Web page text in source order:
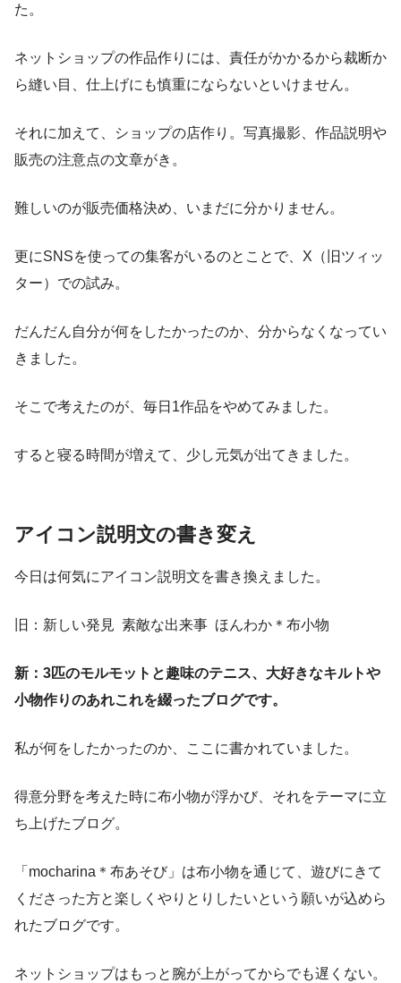
た。
ネットショップの作品作りには、責任がかかるから裁断か
ら縫い目、仕上げにも慎重にならないといけません。
それに加えて、ショップの店作り。写真撮影、作品説明や
販売の注意点の文章がき。
難しいのが販売価格決め、いまだに分かりません。
更にSNSを使っての集客がいるのとことで、X（旧ツィッ
ター）での試み。
だんだん自分が何をしたかったのか、分からなくなってい
きました。
そこで考えたのが、毎日1作品をやめてみました。
すると寝る時間が増えて、少し元気が出てきました。
アイコン説明文の書き変え
今日は何気にアイコン説明文を書き換えました。
旧：新しい発見 素敵な出来事 ほんわか＊布小物
新：3匹のモルモットと趣味のテニス、大好きなキルトや
小物作りのあれこれを綴ったブログです。
私が何をしたかったのか、ここに書かれていました。
得意分野を考えた時に布小物が浮かび、それをテーマに立
ち上げたブログ。
「mocharina＊布あそび」は布小物を通じて、遊びにきて
くださった方と楽しくやりとりしたいという願いが込めら
れたブログです。
ネットショップはもっと腕が上がってからでも遅くない。